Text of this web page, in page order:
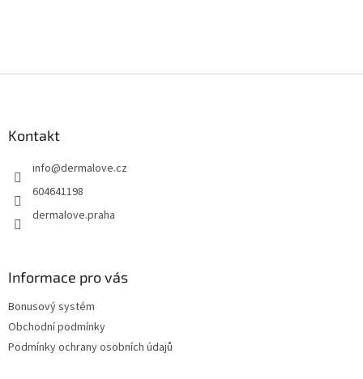
Kontakt
info@dermalove.cz
604641198
dermalove.praha
Informace pro vás
Bonusový systém
Obchodní podmínky
Podmínky ochrany osobních údajů